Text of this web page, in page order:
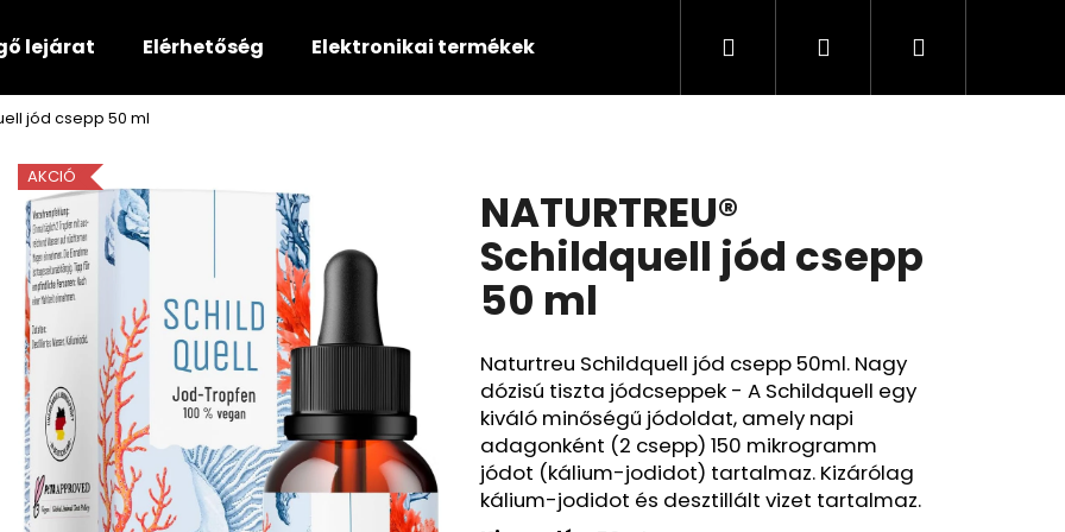
lejárat Elérhetőség Elektronikai termékek Minden termék
KeresésBejelentkezés
Kosár
jód csepp 50 ml
NATURTREU®
Schildquell jód csepp
50 ml
Naturtreu Schildquell jód csepp 50ml. Nagy
dózisú tiszta jódcseppek - A Schildquell egy
kiváló minőségű jódoldat, amely napi
adagonként (2 csepp) 150 mikrogramm
jódot (kálium-jodidot) tartalmaz. Kizárólag
kálium-jodidot és desztillált vizet tartalmaz.
AKCIÓ
Mit keres?
Ajánljuk
Következő